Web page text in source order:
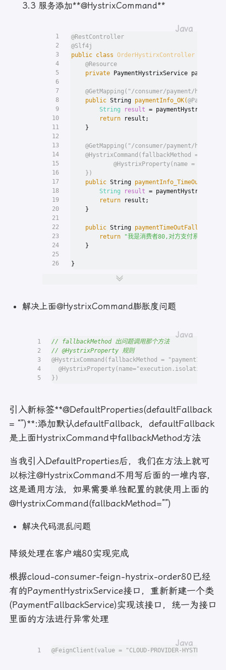
3.3 服务添加**@HystrixCommand**
1
2
3
4
5
6
7
8
9
10
11
12
13
14
15
16
17
18
19
20
21
22
23
24
25
26
@RestController
@Slf4j
public class OrderHystirxController
@Resource
private PaymentHystrixService
@GetMapping("/consumer/payment/
public String paymentInfo_OK(
String
result =
return result;
    }
@GetMapping("/consumer/payment/
@HystrixCommand(fallbackMethod =
@HystrixProperty(name =
    })
public String paymentInfo_TimeOut
String
result =
return result;
    }
public String
return
"我是消费者80,对方支付系统繁忙
    }
}
解决上面@HystrixCommand膨胀度问题
1
2
3
4
5
// fallbackMethod 出问题调用那个方法
// @HystrixProperty 规则
@HystrixCommand(fallbackMethod =
})
引入新标签**@DefaultProperties(defaultFallback
= “”)**:添加默认defaultFallback，defaultFallback
是上面HystrixCommand中fallbackMethod方法
当我引入DefaultProperties后，我们在方法上就可
以标注@HystrixCommand不用写后面的一堆内容，
这是通用方法，如果需要单独配置的就使用上面的
@HystrixCommand(fallbackMethod=””)
解决代码混乱问题
降级处理在客户端80实现完成
根据cloud-consumer-feign-hystrix-order80已经
有的PaymentHystrixService接口，重新新建一个类
(PaymentFallbackService)实现该接口，统一为接口
里面的方法进行异常处理
1 @FeignClient(value = "CLOUD-PROVIDER-HYSTRIX-